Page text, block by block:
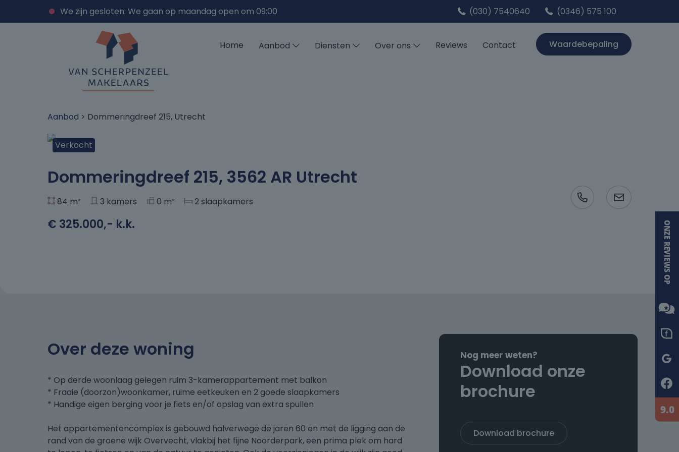
We zijn gesloten. We gaan op maandag open om 09:00 (030) 7540640 (0346) 575 100
Home Aanbod Diensten Over ons Reviews Contact Waardebepaling
Aanbod > Dommeringdreef 215, Utrecht
Verkocht
Dommeringdreef 215, 3562 AR Utrecht
84 m² 3 kamers 0 m² 2 slaapkamers
€ 325.000,- k.k.
Over deze woning
* Op derde woonlaag gelegen ruim 3-kamerappartement met balkon
* Fraaie (doorzon)woonkamer, ruime eetkeuken en 2 goede slaapkamers
* Handige eigen berging voor je fiets en/of opslag van extra spullen
Het appartementencomplex is gebouwd halverwege de jaren 60 en met de ligging aan de
rand van de groene wijk Overvecht, vlakbij het fijne Noorderpark, een prima plek om hard
Nog meer weten?
Download onze
brochure
Download brochure